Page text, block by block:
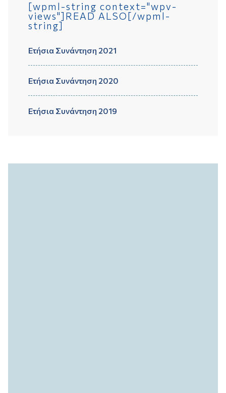
[wpml-string context="wpv-
views"]READ ALSO[/wpml-
string]
Ετήσια Συνάντηση 2021
Ετήσια Συνάντηση 2020
Ετήσια Συνάντηση 2019